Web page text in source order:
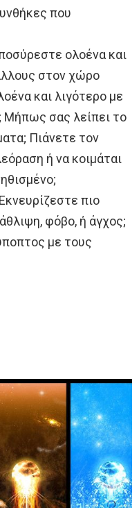
που
ολοένα και
στον χώρο
και λιγότερο με
Μήπως σας λείπει το
Πιάνετε τον
ή να κοιμάται
Εκνευρίζεστε πιο
φόβο, ή άγχος;
με τους